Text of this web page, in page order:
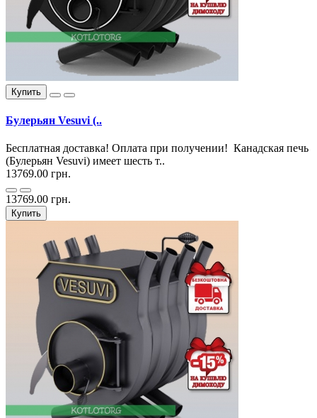
Купить
Булерьян Vesuvi (..
Бесплатная доставка! Оплата при получении! Канадская печь
(Булерьян Vesuvi) имеет шесть т..
13769.00 грн.
13769.00 грн.
Купить